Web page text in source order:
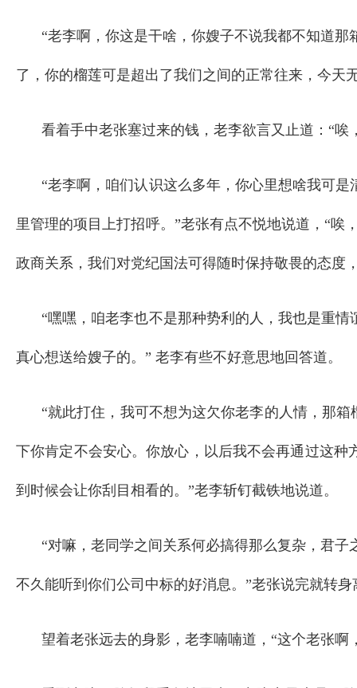
“老李啊，你这是干啥，你嫂子不说我都不知道
了，你的榴莲可是超出了我们之间的正常往来，今天
看着手中老张塞过来的钱，老李欲言又止道：“
“老李啊，咱们认识这么多年，你心里想啥我可
里管理的项目上打招呼。”老张有点不悦地说道，“唉
政商关系，我们对党纪国法可得随时保持敬畏的态度
“嘿嘿，咱老李也不是那种势利的人，我也是重
真心想送给嫂子的。” 老李有些不好意思地回答道。
“就此打住，我可不想为这欠你老李的人情，那
下你肯定不会安心。你放心，以后我不会再通过这
到时候会让你刮目相看的。”老李斩钉截铁地说道。
“对嘛，老同学之间关系何必搞得那么复杂，君
不久能听到你们公司中标的好消息。”老张说完就转身
望着老张远去的身影，老李喃喃道，“这个老张